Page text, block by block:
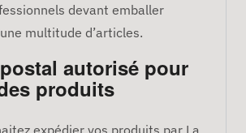
devant emballer
multitude d’articles.
autorisé pour
produits
expédier vos produits par La